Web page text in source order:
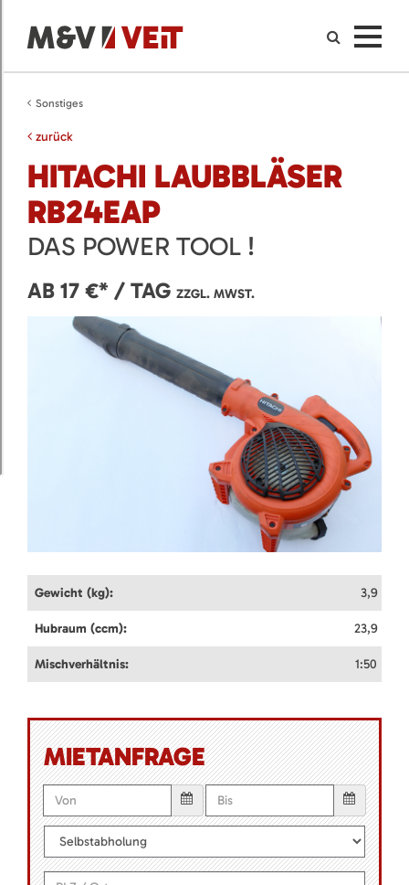
Sonstiges
zurück
HITACHI LAUBBLÄSER
RB24EAP
DAS POWER TOOL !
AB 17 €* / TAG ZZGL. MWST.
Gewicht (kg): 3,9
Hubraum (ccm): 23,9
Mischverhältnis: 1:50
MIETANFRAGE